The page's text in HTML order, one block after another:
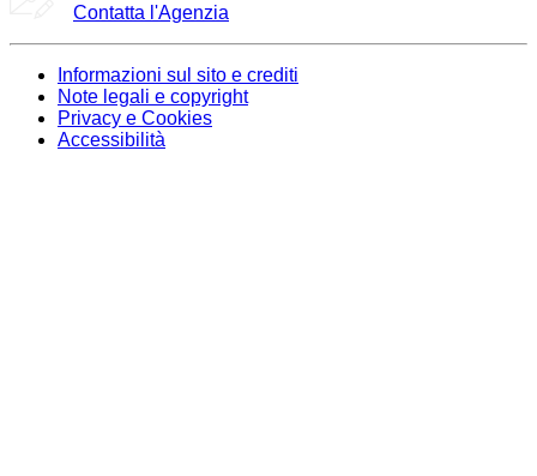
Contatta l'Agenzia
Informazioni sul sito e crediti
Note legali e copyright
Privacy e Cookies
Accessibilità